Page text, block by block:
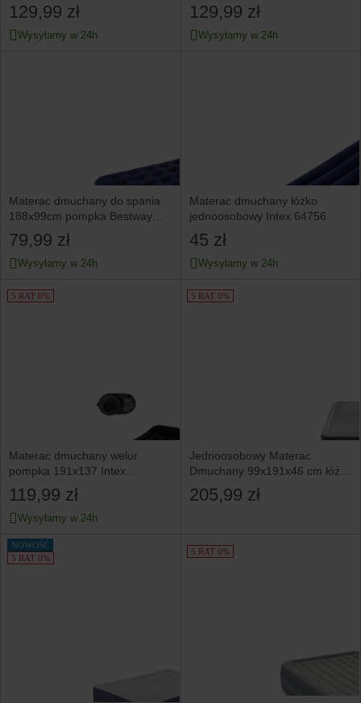
129,99 zł
Wysyłamy w 24h
129,99 zł
Wysyłamy w 24h
Materac dmuchany do spania
188x99cm pompka Bestway
67224
79,99 zł
Wysyłamy w 24h
Materac dmuchany łóżko
jednoosobowy Intex 64756
45 zł
Wysyłamy w 24h
5 RAT 0%
Materac dmuchany welur
pompka 191x137 Intex
64148ND
119,99 zł
Wysyłamy w 24h
5 RAT 0%
Jednoosobowy Materac
Dmuchany 99x191x46 cm łóżko
pompka 220V INTEX 64412ND
205,99 zł
NOWOŚĆ
5 RAT 0%
5 RAT 0%